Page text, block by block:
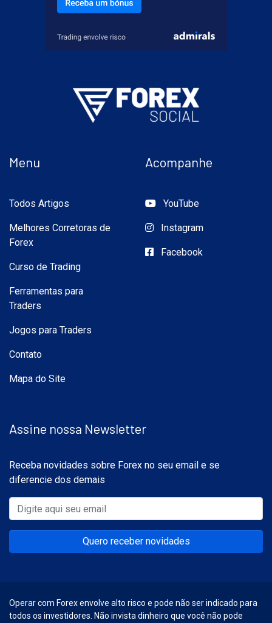
Menu
Todos Artigos
Melhores Corretoras de
Forex
Curso de Trading
Ferramentas para
Traders
Jogos para Traders
Contato
Mapa do Site
Acompanhe
YouTube
Instagram
Facebook
Assine nossa Newsletter
Receba novidades sobre Forex no seu email e se
diferencie dos demais
Quero receber novidades
Operar com Forex envolve alto risco e pode não ser indicado para
todos os investidores. Não invista dinheiro que você não pode